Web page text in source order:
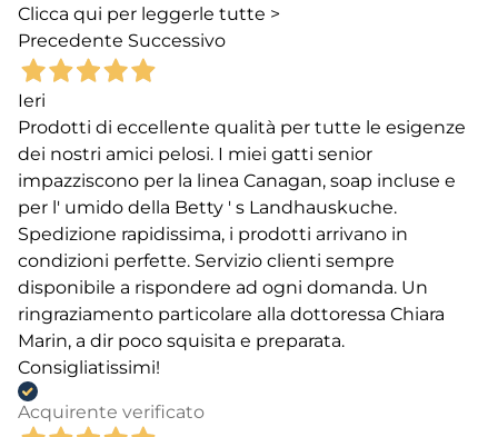
Clicca qui per leggerle tutte >
Precedente Successivo
Ieri
Prodotti di eccellente qualità per tutte le esigenze
dei nostri amici pelosi. I miei gatti senior
impazziscono per la linea Canagan, soap incluse e
per l' umido della Betty ' s Landhauskuche.
Spedizione rapidissima, i prodotti arrivano in
condizioni perfette. Servizio clienti sempre
disponibile a rispondere ad ogni domanda. Un
ringraziamento particolare alla dottoressa Chiara
Marin, a dir poco squisita e preparata.
Consigliatissimi!
Acquirente verificato